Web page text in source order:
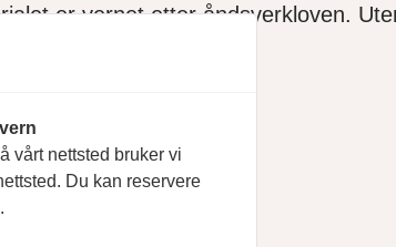
er vernet etter åndsverkloven.
vårt nettsted bruker vi
Du kan reservere